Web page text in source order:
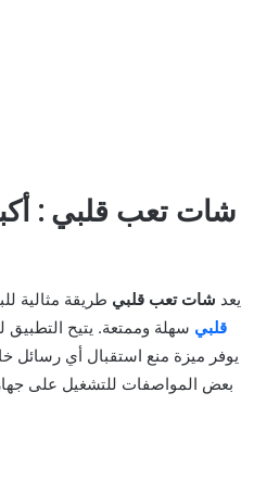
يعد شات تعب قلبي طريقة مثالية
قلبي سهلة وممتعة. يتيح
يوفر ميزة منع استقبال أي رسائل
بعض المواصفات للتشغيل على